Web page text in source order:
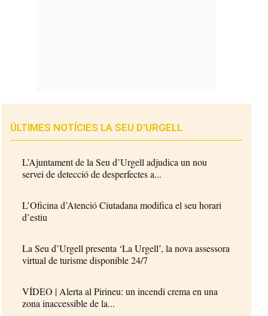
ÚLTIMES NOTÍCIES LA SEU D'URGELL
L’Ajuntament de la Seu d’Urgell adjudica un nou
servei de detecció de desperfectes a...
L’Oficina d’Atenció Ciutadana modifica el seu horari
d’estiu
La Seu d’Urgell presenta ‘La Urgell’, la nova assessora
virtual de turisme disponible 24/7
VÍDEO | Alerta al Pirineu: un incendi crema en una
zona inaccessible de la...